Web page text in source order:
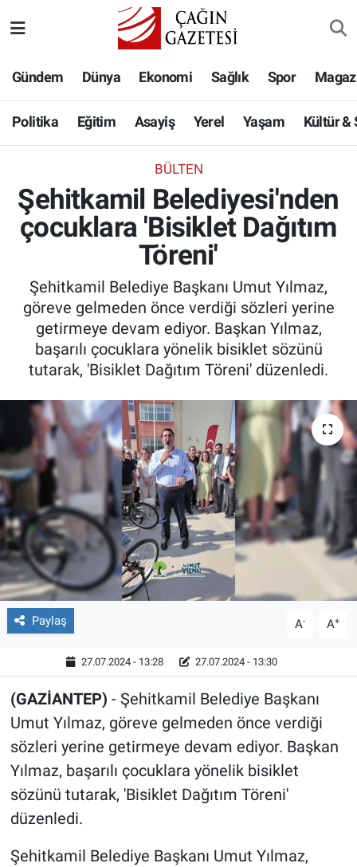
Gündem Dünya Ekonomi Sağlık Spor
Politika Eğitim Asayiş Yerel Yaşam Kültür &
BÜLTEN
Şehitkamil Belediyesi'nden
çocuklara 'Bisiklet Dağıtım
Töreni'
Şehitkamil Belediye Başkanı Umut Yılmaz,
göreve gelmeden önce verdiği sözleri yerine
getirmeye devam ediyor. Başkan Yılmaz,
başarılı çocuklara yönelik bisiklet sözünü
tutarak, 'Bisiklet Dağıtım Töreni' düzenledi.
Paylaş A- A+
27.07.2024 - 13:28 27.07.2024 - 13:30
(GAZİANTEP) - Şehitkamil Belediye Başkanı
Umut Yılmaz, göreve gelmeden önce verdiği
sözleri yerine getirmeye devam ediyor. Başkan
Yılmaz, başarılı çocuklara yönelik bisiklet
sözünü tutarak, 'Bisiklet Dağıtım Töreni'
düzenledi.
Şehitkamil Belediye Başkanı Umut Yılmaz,
Eğitim
Asayiş
Yaşam
Bilim-Teknoloji
Köşe Yazıları
Video Galeri
Hava Durumu
Namaz Vakitleri
Süper Lig Puan Durumu ve Fikstür
Son Dakika Haberleri
Haber Arşivi